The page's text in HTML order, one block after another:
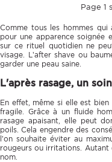
Page 1
Comme tous les hommes qui
pour une apparence soignée
sur ce rituel quotidien ne
visage. L’after shave ou
garder une peau saine.
L'après rasage, un
En effet, même si elle est
fragile. Grâce à un fluide
rasage apaisant, elle peut
poils. Cela engendre des
l’on souhaite éviter au
rougeurs ou irritations. Autant
nom.